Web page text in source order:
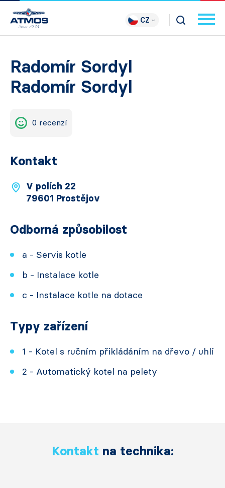
CZ
Radomír Sordyl
Radomír Sordyl
0 recenzí
Kontakt
V polích 22
79601 Prostějov
Odborná způsobilost
a - Servis kotle
b - Instalace kotle
c - Instalace kotle na dotace
Typy zařízení
1 - Kotel s ručním přikládáním na dřevo / uhlí
2 - Automatický kotel na pelety
Kontakt na technika: